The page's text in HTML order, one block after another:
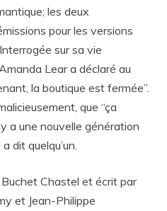
les deux
pour les versions
sur sa vie
Lear a déclaré au
la boutique est fermée”.
que “ça
a une nouvelle génération
dit quelqu’un.
Chastel et écrit par
et Jean-Philippe